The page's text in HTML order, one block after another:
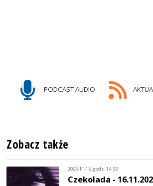
PODCAST AUDIO
Zobacz także
2025-11-15, godz. 14:32
Czekolada -